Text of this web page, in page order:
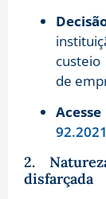
de
2.
disfarçada